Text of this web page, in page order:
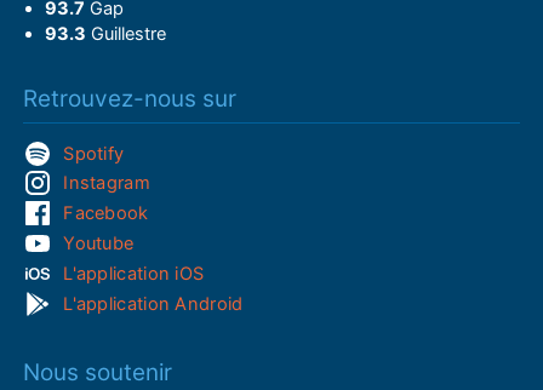
93.7 Gap
93.3 Guillestre
Retrouvez-nous sur
Spotify
Instagram
Facebook
Youtube
L'application iOS
L'application Android
Nous soutenir